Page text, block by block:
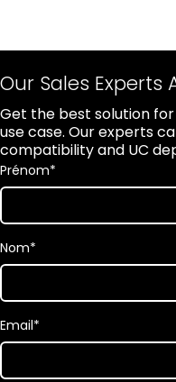
Our Sales Experts
Get the best solution
use case. Our experts
compatibility and UC
Prénom*
Nom*
Email*